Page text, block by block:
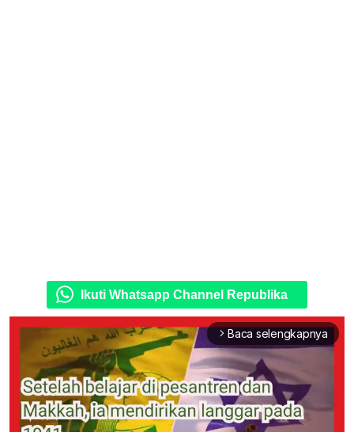
Ikuti Whatsapp Channel Republika
arrow_forward_ios Baca selengkapnya